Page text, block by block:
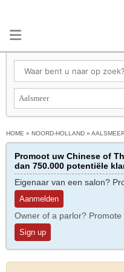
HOME » NOORD-HOLLAND »
Promoot uw Chinese of
dan 750.000 potentiële
Eigenaar van een salon?
Aanmelden
Owner of a parlor?
Sign up